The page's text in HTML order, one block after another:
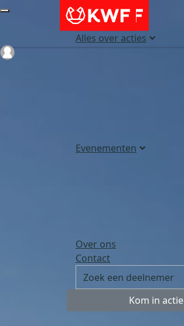
Alles over acties
Evenementen
Over ons
Contact
Kom in actie